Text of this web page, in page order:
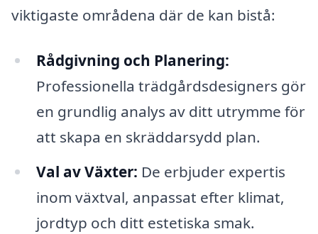
viktigaste områdena där de kan bistå:
Rådgivning och Planering:
Professionella trädgårdsdesigners gör
en grundlig analys av ditt utrymme för
att skapa en skräddarsydd plan.
Val av Växter: De erbjuder expertis
inom växtval, anpassat efter klimat,
jordtyp och ditt estetiska smak.